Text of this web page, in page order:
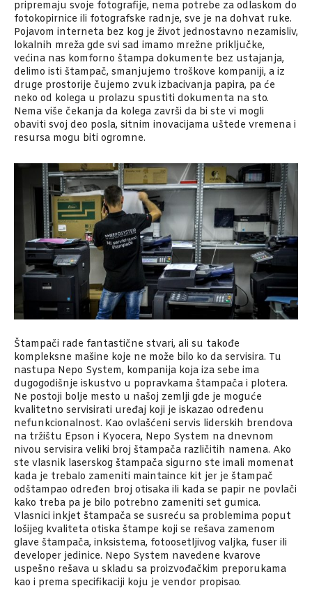
pripremaju svoje fotografije, nema potrebe za odlaskom do
fotokopirnice ili fotografske radnje, sve je na dohvat ruke.
Pojavom interneta bez kog je život jednostavno nezamisliv,
lokalnih mreža gde svi sad imamo mrežne priključke,
većina nas komforno štampa dokumente bez ustajanja,
delimo isti štampač, smanjujemo troškove kompaniji, a iz
druge prostorije čujemo zvuk izbacivanja papira, pa će
neko od kolega u prolazu spustiti dokumenta na sto.
Nema više čekanja da kolega završi da bi ste vi mogli
obaviti svoj deo posla, sitnim inovacijama uštede vremena i
resursa mogu biti ogromne.
Štampači rade fantastične stvari, ali su takođe
kompleksne mašine koje ne može bilo ko da servisira. Tu
nastupa Nepo System, kompanija koja iza sebe ima
dugogodišnje iskustvo u popravkama štampača i plotera.
Ne postoji bolje mesto u našoj zemlji gde je moguće
kvalitetno servisirati uređaj koji je iskazao određenu
nefunkcionalnost. Kao ovlašćeni servis liderskih brendova
na tržištu Epson i Kyocera, Nepo System na dnevnom
nivou servisira veliki broj štampača različitih namena. Ako
ste vlasnik laserskog štampača sigurno ste imali momenat
kada je trebalo zameniti maintaince kit jer je štampač
odštampao određen broj otisaka ili kada se papir ne povlači
kako treba pa je bilo potrebno zameniti set gumica.
Vlasnici inkjet štampača se susreću sa problemima poput
lošijeg kvaliteta otiska štampe koji se rešava zamenom
glave štampača, inksistema, fotoosetljivog valjka, fuser ili
developer jedinice. Nepo System navedene kvarove
uspešno rešava u skladu sa proizvođačkim preporukama
kao i prema specifikaciji koju je vendor propisao.